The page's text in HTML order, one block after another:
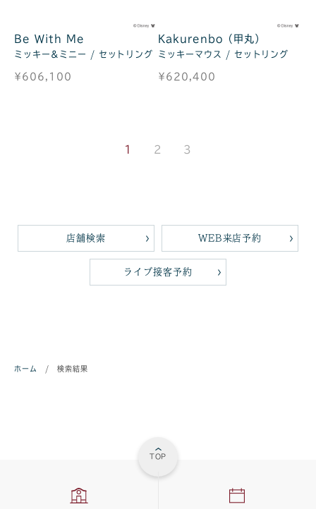
Be With Me
ミッキー&ミニー / セットリング
¥606,100
Kakurenbo（甲丸）
ミッキーマウス / セットリング
¥620,400
1 2 3
店舗検索 WEB来店予約
ライブ接客予約
ホーム / 検索結果
TOP